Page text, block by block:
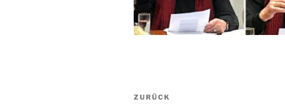
Beitragsnavigation
Vorheriger
ZURÜCK